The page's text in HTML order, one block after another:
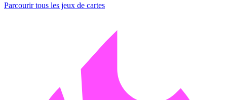
Parcourir tous les jeux de cartes